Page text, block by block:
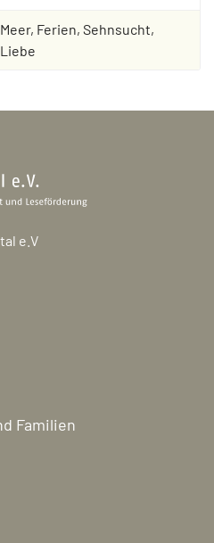
Meer, Ferien, Sehnsucht,
Liebe
e.V
Familien